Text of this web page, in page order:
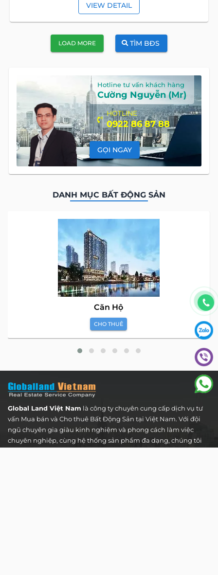
VIEW DETAIL
LOAD MORE TÌM BĐS
Hotline tư vấn khách hàng
Cường Nguyễn (Mr)
HOTLINE
0922 86 87 88
GỌI NGAY
DANH MỤC BẤT ĐỘNG SẢN
Căn Hộ
CHO THUÊ
Global Land Việt Nam là công ty chuyên cung cấp dịch vụ tư
vấn Mua bán và Cho thuê Bất Động Sản tại Việt Nam. Với đội
ngũ chuyên gia giàu kinh nghiệm và phong cách làm việc
chuyên nghiệp, cùng hệ thống sản phẩm đa dạng, chúng tôi